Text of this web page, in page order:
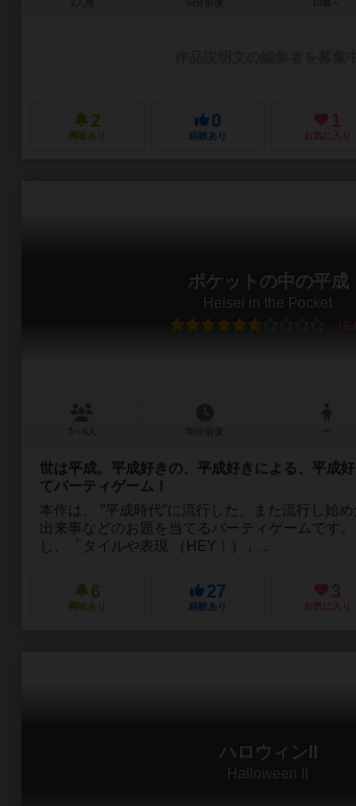
2
興味あり
0
経験あり
1
お気に入り
ポケットの中の平成
Heisei in the Pocket
世は平成。平成好きの、平成好きによる、平成
てパーティゲーム！
本作は、 "平成時代"に流行した、また流行し始め
出来事などのお題を当てるパーティゲームです
し、「タイルや表現 （HEY！）」...
6
興味あり
27
経験あり
3
お気に入り
ハロウィンII
Halloween II